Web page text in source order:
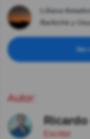
Liliana
Bariloche y
Autor:
Escritor